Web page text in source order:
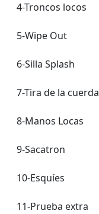
4-Troncos locos
5-Wipe Out
6-Silla Splash
7-Tira de la cuerda
8-Manos Locas
9-Sacatron
10-Esquíes
11-Prueba extra